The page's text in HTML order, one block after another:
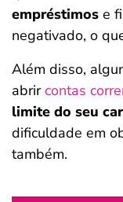
empréstimos e
negativado, o
Além disso,
abrircontas
limite do seu
dificuldade em
também.